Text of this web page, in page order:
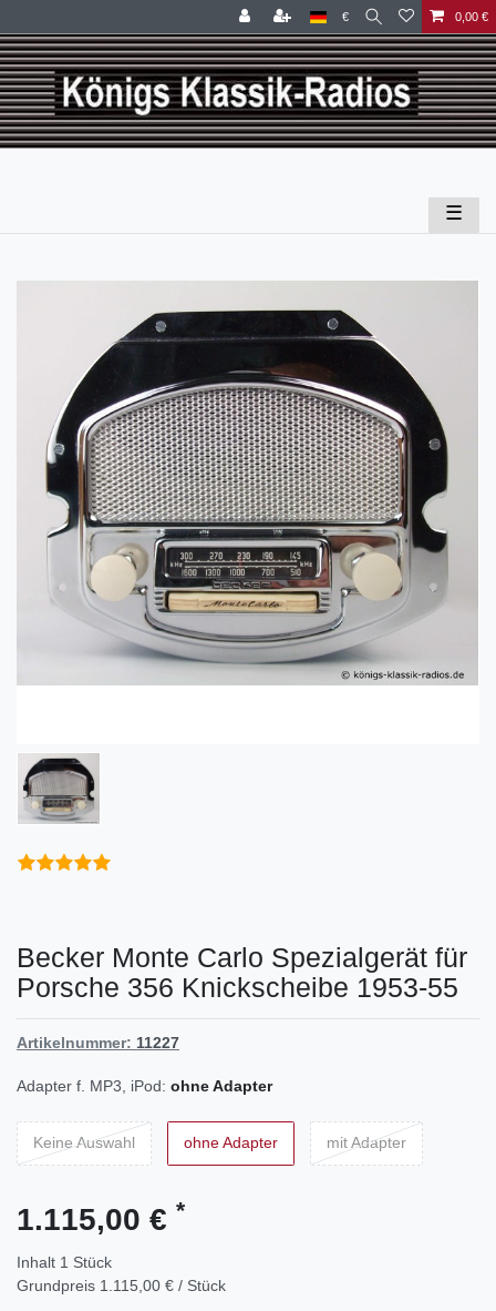
€ 0,00 €
☰
Becker Monte Carlo Spezialgerät für
Porsche 356 Knickscheibe 1953-55
Artikelnummer: 11227
Adapter f. MP3, iPod: ohne Adapter
Keine Auswahl ohne Adapter mit Adapter
1.115,00 € *
Inhalt 1 Stück
Grundpreis 1.115,00 € / Stück